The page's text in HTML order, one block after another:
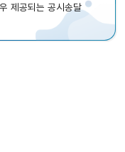
제공되는 공시송달